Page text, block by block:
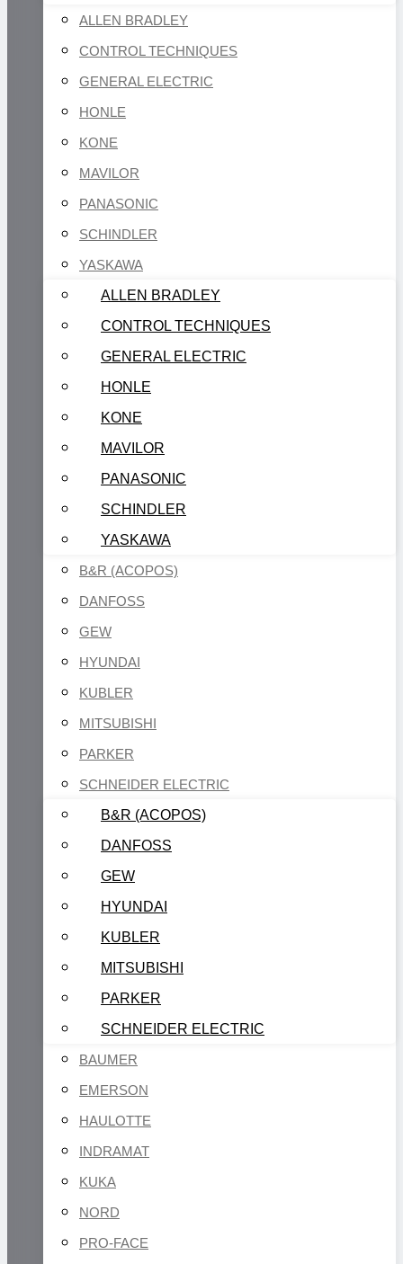
ALLEN BRADLEY
CONTROL TECHNIQUES
GENERAL ELECTRIC
HONLE
KONE
MAVILOR
PANASONIC
SCHINDLER
YASKAWA
ALLEN BRADLEY
CONTROL TECHNIQUES
GENERAL ELECTRIC
HONLE
KONE
MAVILOR
PANASONIC
SCHINDLER
YASKAWA
B&R (ACOPOS)
DANFOSS
GEW
HYUNDAI
KUBLER
MITSUBISHI
PARKER
SCHNEIDER ELECTRIC
B&R (ACOPOS)
DANFOSS
GEW
HYUNDAI
KUBLER
MITSUBISHI
PARKER
SCHNEIDER ELECTRIC
BAUMER
EMERSON
HAULOTTE
INDRAMAT
KUKA
NORD
PRO-FACE